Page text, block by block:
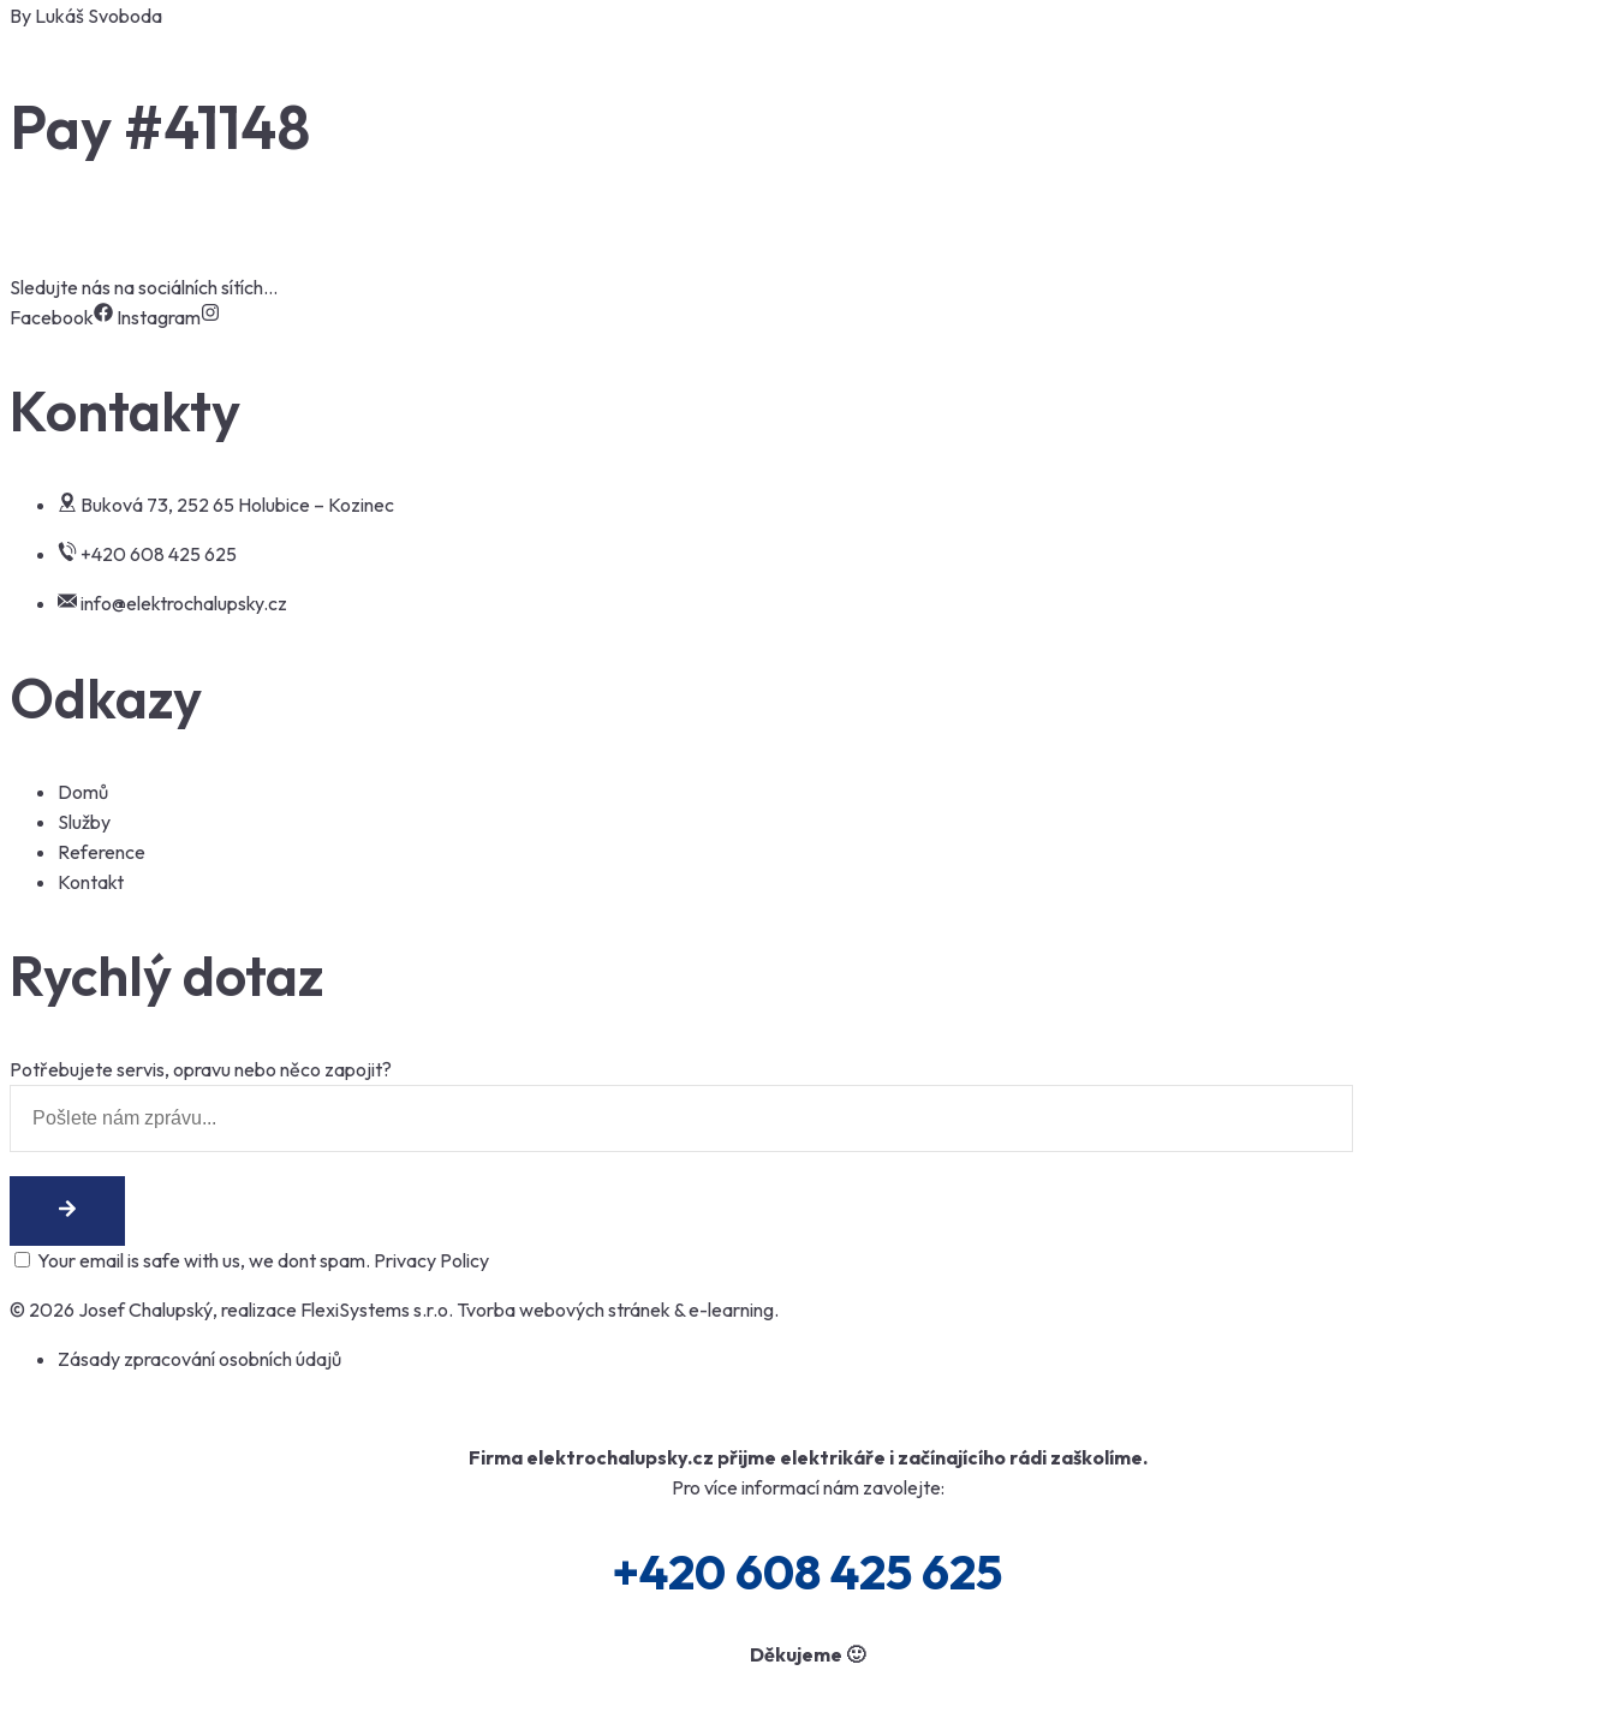
By Lukáš Svoboda
Pay #41148
Sledujte nás na sociálních sítích…
Facebook
Instagram
Kontakty
Buková 73, 252 65 Holubice – Kozinec
+420 608 425 625
info@elektrochalupsky.cz
Odkazy
Domů
Služby
Reference
Kontakt
Rychlý dotaz
Potřebujete servis, opravu nebo něco zapojit?
Your email is safe with us, we dont spam. Privacy Policy
© 2026 Josef Chalupský, realizace FlexiSystems s.r.o. Tvorba webových stránek &e-learning.
Zásady zpracování osobních údajů
Firma elektrochalupsky.cz přijme elektrikáře i začínajícího rádi zaškolíme.
Pro více informací nám zavolejte:
+420 608 425 625
Děkujeme 🙂